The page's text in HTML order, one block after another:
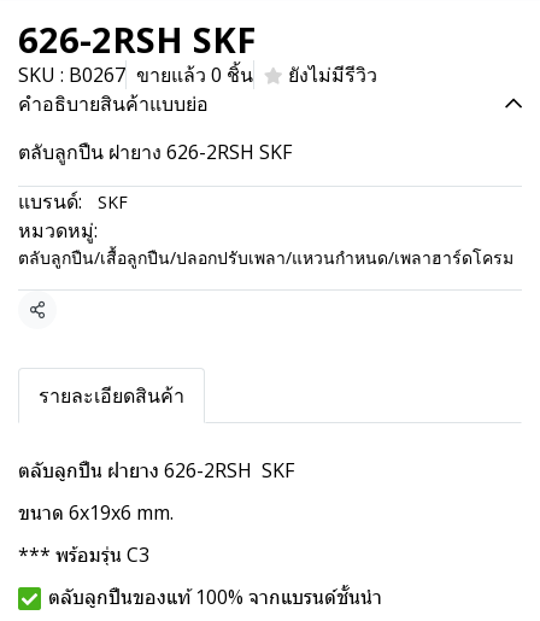
626-2RSH SKF
SKU : B0267 ขายแล้ว 0 ชิ้น
ยังไม่มีรีวิว
คำอธิบายสินค้าแบบย่อ
ตลับลูกปืน ฝายาง 626-2RSH SKF
แบรนด์:
SKF
หมวดหมู่:
ตลับลูกปืน/เสื้อลูกปืน/ปลอกปรับเพลา/แหวนกำหนด/เพลาฮาร์ดโครม
แชร์
รายละเอียดสินค้า
ตลับลูกปืน ฝายาง 626-2RSH SKF
ขนาด 6x19x6 mm.
*** พร้อมรุ่น C3
ตลับลูกปืนของแท้ 100% จากแบรนด์ชั้นนำ